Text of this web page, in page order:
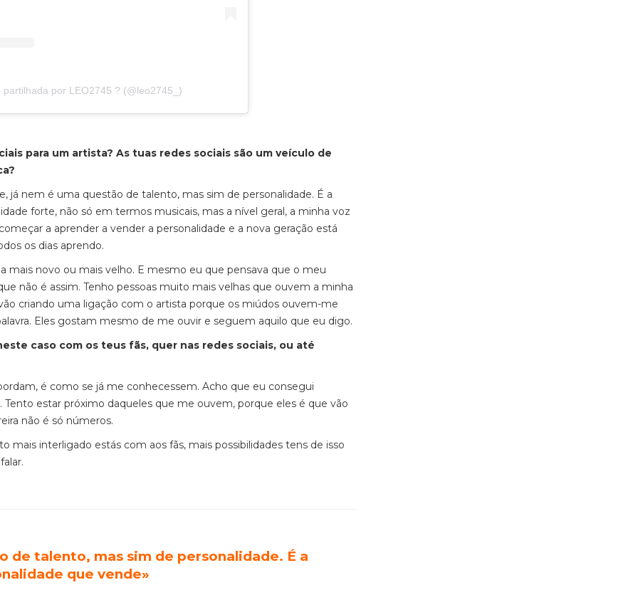
partilhada por LEO2745 ? (@leo2745_)
para um artista? As tuas redes sociais são um veículo de
já nem é uma questão de talento, mas sim de personalidade. É a
forte, não só em termos musicais, mas a nível geral, a minha voz
a aprender a vender a personalidade e a nova geração está
os dias aprendo.
mais novo ou mais velho. E mesmo eu que pensava que o meu
não é assim. Tenho pessoas muito mais velhas que ouvem a minha
criando uma ligação com o artista porque os miúdos ouvem-me
Eles gostam mesmo de me ouvir e seguem aquilo que eu digo.
caso com os teus fãs, quer nas redes sociais, ou até
é como se já me conhecessem. Acho que eu consegui
estar próximo daqueles que me ouvem, porque eles é que vão
não é só números.
mais interligado estás com aos fãs, mais possibilidades tens de isso
de talento, mas sim de personalidade. É a
que vende»